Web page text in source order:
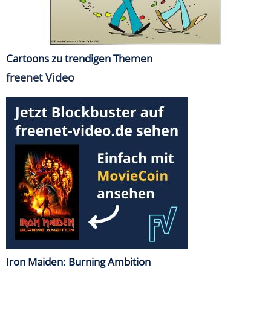
Cartoons zu trendigen Themen
freenet Video
Iron Maiden: Burning Ambition